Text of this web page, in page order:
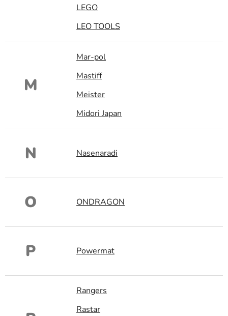
LEGO
LEO TOOLS
M
Mar-pol
Mastiff
Meister
Midori Japan
N Nasenaradi
O ONDRAGON
P Powermat
Rangers
Rastar